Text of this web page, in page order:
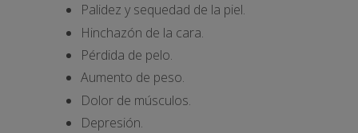
Palidez y sequedad de la piel.
Hinchazón de la cara.
Pérdida de pelo.
Aumento de peso.
Dolor de músculos.
Depresión.